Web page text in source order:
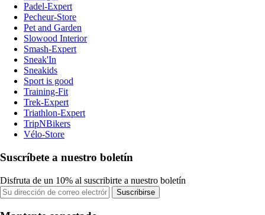
Padel-Expert
Pecheur-Store
Pet and Garden
Slowood Interior
Smash-Expert
Sneak'In
Sneakids
Sport is good
Training-Fit
Trek-Expert
Triathlon-Expert
TripNBikers
Vélo-Store
Suscríbete a nuestro boletín
Disfruta de un 10% al suscribirte a nuestro boletín
Suscribirse